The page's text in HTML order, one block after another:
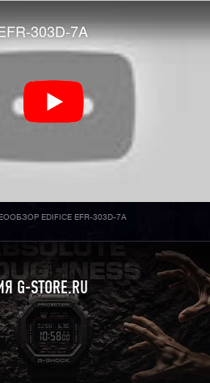
303D-7A
EDIFICE EFR-303D-7A
G-STORE.RU